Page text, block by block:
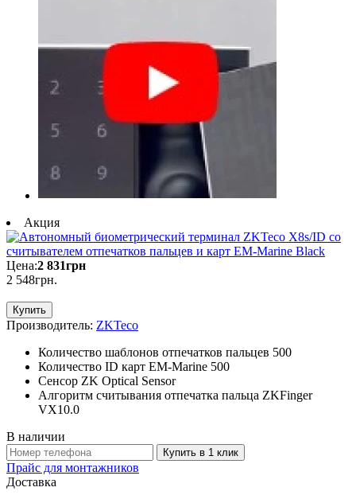
Акция
Цена:2 831грн
2 548грн.
Купить
Производитель: ZKTeco
Количество шаблонов отпечатков пальцев 500
Количество ID карт EM-Marine 500
Сенсор ZK Optical Sensor
Алгоритм считывания отпечатка пальца ZKFinger
VX10.0
В наличии
Купить в 1 клик
Прайс для монтажников
Доставка